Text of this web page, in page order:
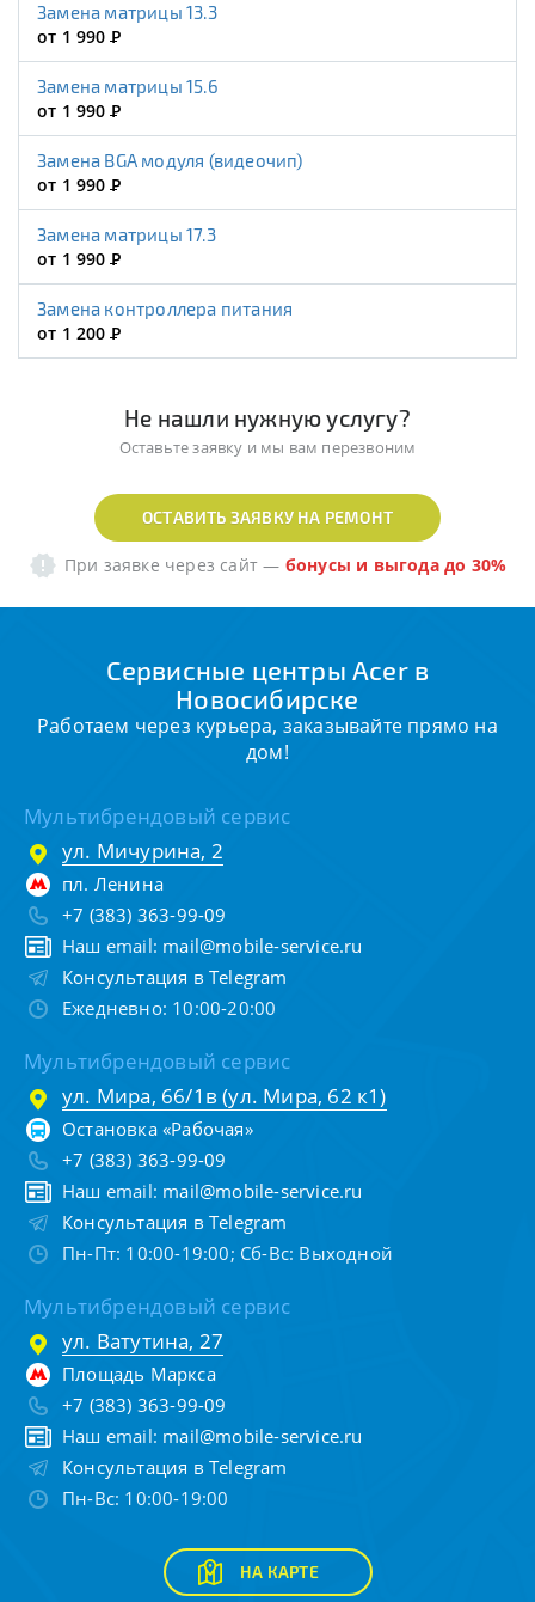
Замена матрицы 13.3
от 1 990Р
Замена матрицы 15.6
от 1 990Р
Замена BGA модуля (видеочип)
от 1 990Р
Замена матрицы 17.3
от 1 990Р
Замена контроллера питания
от 1 200Р
Не нашли нужную услугу?
Оставьте заявку и мы вам перезвоним
ОСТАВИТЬ ЗАЯВКУ НА РЕМОНТ
При заявке через сайт — бонусы и выгода до 30%
Сервисные центры Acer в
Новосибирске
Работаем через курьера, заказывайте прямо на
дом!
Мультибрендовый сервис
ул. Мичурина, 2
пл. Ленина
+7 (383) 363-99-09
Наш email: mail@mobile-service.ru
Консультация в Telegram
Ежедневно: 10:00-20:00
Мультибрендовый сервис
ул. Мира, 66/1в (ул. Мира, 62 к1)
Остановка «Рабочая»
+7 (383) 363-99-09
Наш email: mail@mobile-service.ru
Консультация в Telegram
Пн-Пт: 10:00-19:00; Сб-Вс: Выходной
Мультибрендовый сервис
ул. Ватутина, 27
Площадь Маркса
+7 (383) 363-99-09
Наш email: mail@mobile-service.ru
Консультация в Telegram
Пн-Вс: 10:00-19:00
НА КАРТЕ